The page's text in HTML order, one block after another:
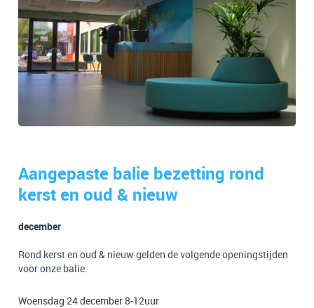
Aangepaste balie bezetting rond
kerst en oud & nieuw
december
Rond kerst en oud & nieuw gelden de volgende openingstijden
voor onze balie.
Woensdag 24 december 8-12uur